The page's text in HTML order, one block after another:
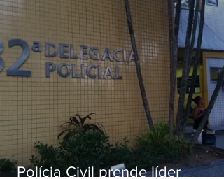
Polícia Civil prende líder